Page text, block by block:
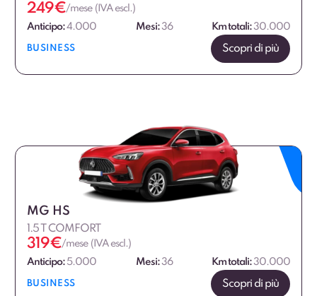
249€/mese (IVA escl.)
Anticipo:4.000 Mesi:36 Km totali:30.000
BUSINESS Scopri di più
MG HS
1.5 T COMFORT
319€/mese (IVA escl.)
Anticipo:5.000 Mesi:36 Km totali:30.000
BUSINESS Scopri di più